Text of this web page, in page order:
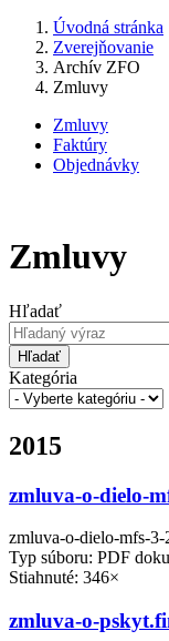
Úvodná stránka
Zverejňovanie
Archív ZFO
Zmluvy
Zmluvy
Faktúry
Objednávky
Zmluvy
Hľadať
Hľadať
Kategória
2015
zmluva-o-dielo-
zmluva-o-dielo-mfs-3-
Typ súboru: PDF
Stiahnuté: 346×
zmluva-o-